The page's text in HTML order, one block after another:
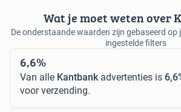
Wat je moet weten over
De onderstaande waarden zijn gebaseerd op
ingestelde filters
6,6%
Van alle Kantbankadvertenties is
voor verzending.